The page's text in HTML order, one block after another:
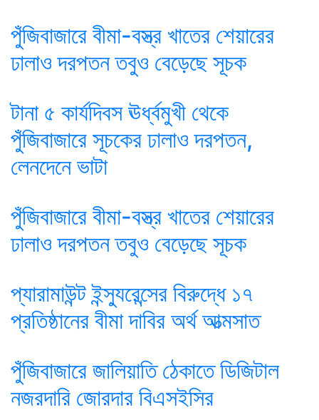
পুঁজিবাজারে বীমা-বস্ত্র খাতের শেয়ারের
ঢালাও দরপতন তবুও বেড়েছে সূচক
টানা ৫ কার্যদিবস ঊর্ধ্বমুখী থেকে
পুঁজিবাজারে সূচকের ঢালাও দরপতন,
লেনদেনে ভাটা
পুঁজিবাজারে বীমা-বস্ত্র খাতের শেয়ারের
ঢালাও দরপতন তবুও বেড়েছে সূচক
প্যারামাউন্ট ইন্স্যুরেন্সের বিরুদ্ধে ১৭
প্রতিষ্ঠানের বীমা দাবির অর্থ আত্মসাত
পুঁজিবাজারে জালিয়াতি ঠেকাতে ডিজিটাল
নজরদারি জোরদার বিএসইসির